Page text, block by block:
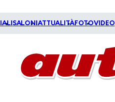
SALONI ATTUALITÀFOTOVIDEO